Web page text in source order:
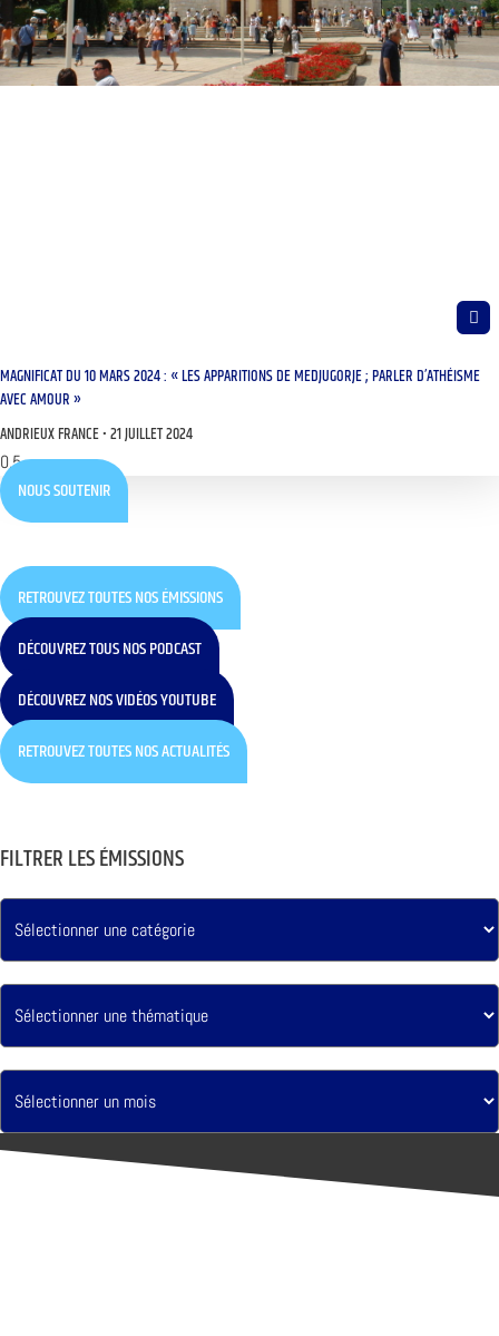
MAGNIFICAT DU 10 MARS 2024 : « LES APPARITIONS DE MEDJUGORJE ; PARLER D’ATHÉISME
AVEC AMOUR »
ANDRIEUX FRANCE 21 JUILLET 2024
NOUS SOUTENIR
RETROUVEZ TOUTES NOS ÉMISSIONS
DÉCOUVREZ TOUS NOS PODCAST
DÉCOUVREZ NOS VIDÉOS YOUTUBE
RETROUVEZ TOUTES NOS ACTUALITÉS
FILTRER LES ÉMISSIONS